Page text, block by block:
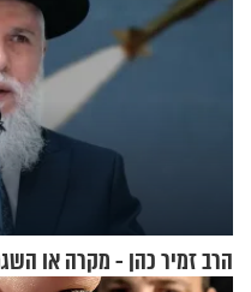
הרב זמיר כהן - מקרה או